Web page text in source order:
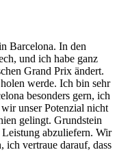
Barcelona. In den
und ich habe ganz
Grand Prix ändert.
werde. Ich bin sehr
besonders gern, ich
unser Potenzial nicht
gelingt. Grundstein
abzuliefern. Wir
ich vertraue darauf, dass